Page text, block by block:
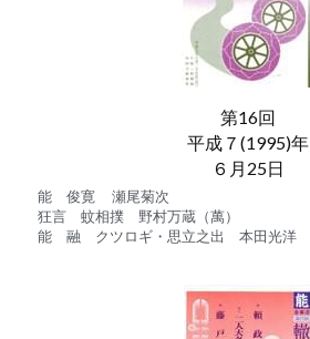
第16回
平成７(1995)年
６月25日
能　俊寛　 瀬尾菊次
狂言　蚊相撲　野村万蔵（萬）
能　融　クツロギ・思立之出　本田光洋